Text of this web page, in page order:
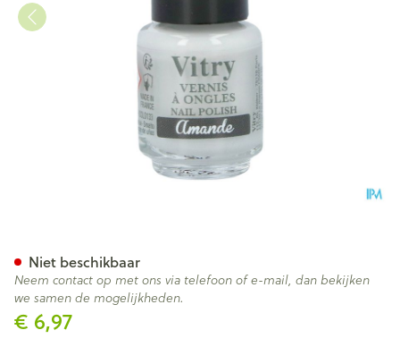
€ 6,97
Niet beschikbaar
Neem contact op met ons via telefoon of e-mail, dan bekijken
we samen de mogelijkheden.